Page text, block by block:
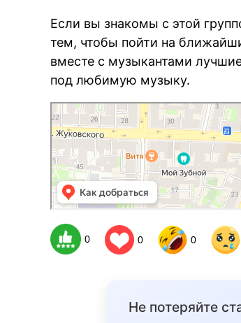
Если вы знакомы с этой
тем, чтобы пойти на
вместе с музыкантами
под любимую музыку.
Санкт‑Петербург
Лиговский проспект, 6 на карте
0 0 0
Не потеряйте